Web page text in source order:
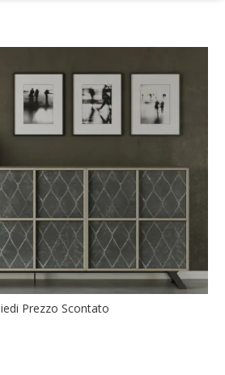
Prezzo Scontato